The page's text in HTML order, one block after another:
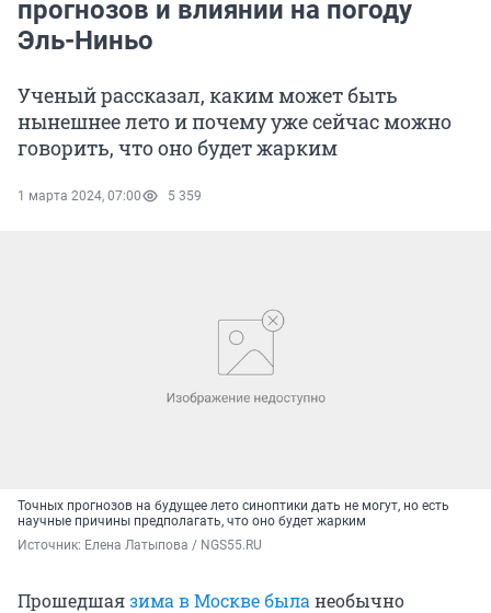
прогнозов и влиянии на погоду
Эль-Ниньо
Ученый рассказал, каким может быть
нынешнее лето и почему уже сейчас можно
говорить, что оно будет жарким
1 марта 2024, 07:00 5 359
Точных прогнозов на будущее лето синоптики дать не могут, но есть
научные причины предполагать, что оно будет жарким
Источник: Елена Латыпова / NGS55.RU
Прошедшаязима в Москве была необычно